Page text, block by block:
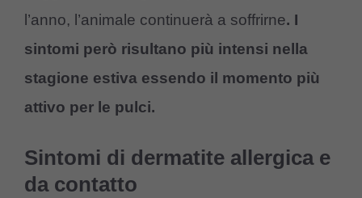
l’anno, l’animale continuerà a soffrirne. I
sintomi però risultano più intensi nella
stagione estiva essendo il momento più
attivo per le pulci.
Sintomi di dermatite allergica e
da contatto